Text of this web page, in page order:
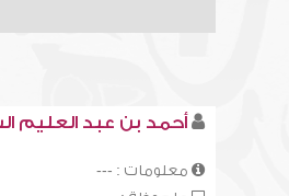
أحمد بن عبد العليم
معلومات : ---